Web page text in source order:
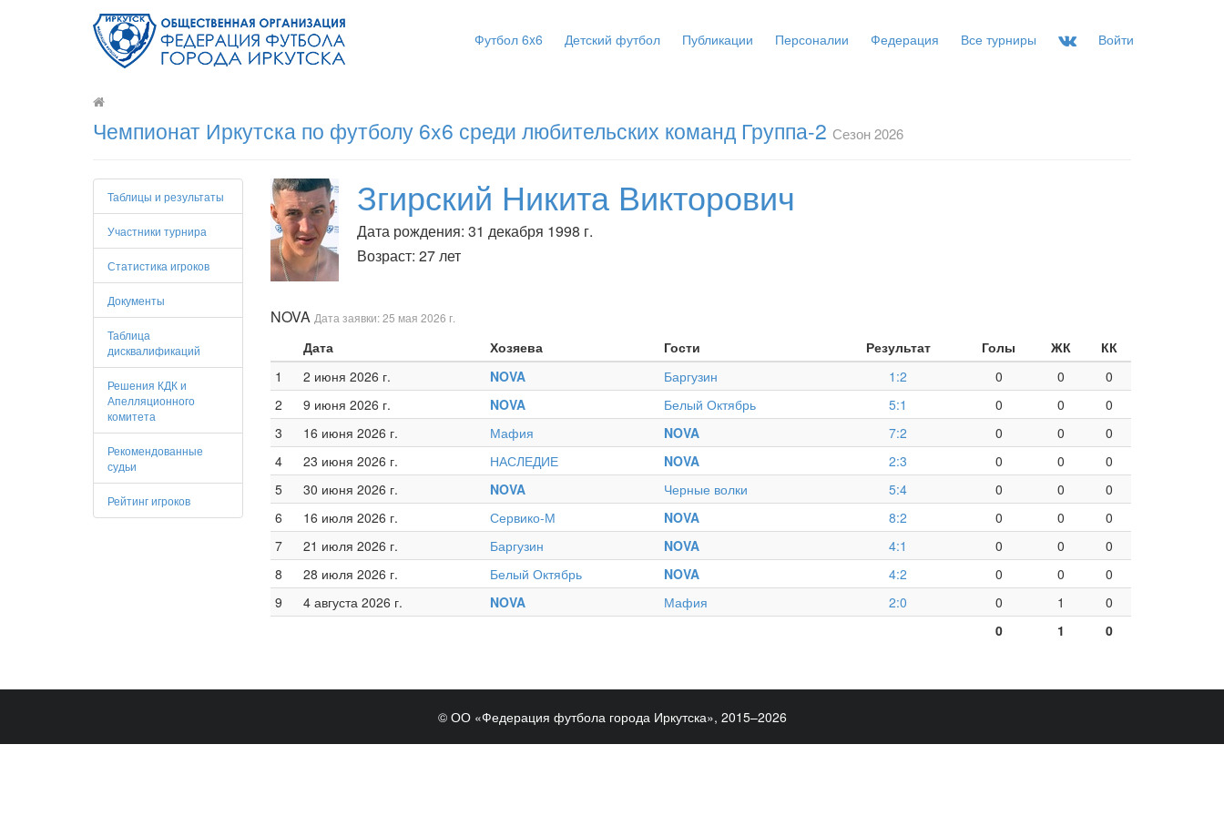
Футбол 6x6 Детский футбол Публикации Персоналии Федерация Все турниры Войти
Чемпионат Иркутска по футболу 6x6 среди любительских команд Группа-2 Сезон 2026
Таблицы и результаты
Участники турнира
Статистика игроков
Документы
Таблица
дисквалификаций
Решения КДК и
Апелляционного
комитета
Рекомендованные
судьи
Рейтинг игроков
Згирский Никита Викторович
Дата рождения: 31 декабря 1998 г.
Возраст: 27 лет
NOVA Дата заявки: 25 мая 2026 г.
Дата Хозяева Гости Результат Голы ЖК
КК
1
2 июня 2026 г. NOVA Баргузин 1:2 0 0
0
2
9 июня 2026 г. NOVA Белый Октябрь 5:1 0 0
0
3
16 июня 2026 г. Мафия NOVA 7:2 0 0
0
4
23 июня 2026 г. НАСЛЕДИЕ NOVA 2:3 0 0
0
5
30 июня 2026 г. NOVA Черные волки 5:4 0 0
0
6
16 июля 2026 г. Сервико-М NOVA 8:2 0 0
0
7
21 июля 2026 г. Баргузин NOVA 4:1 0 0
0
8
28 июля 2026 г. Белый Октябрь NOVA 4:2 0 0
0
9
4 августа 2026 г. NOVA Мафия 2:0 0 1
0
0
1 0
© ОО «Федерация футбола города Иркутска», 2015–2026